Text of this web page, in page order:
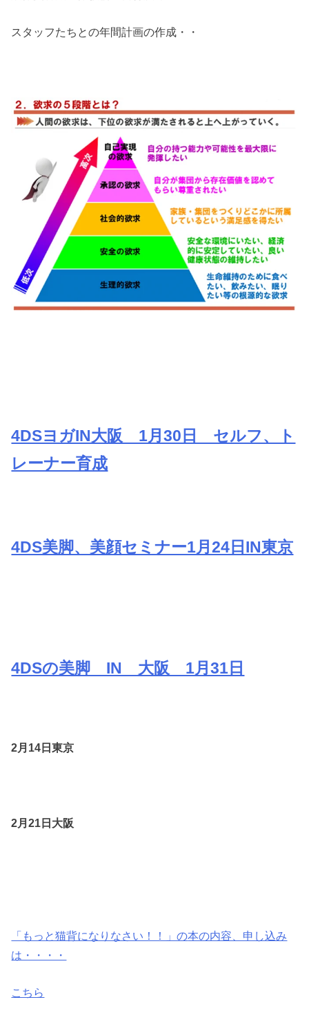
スタッフたちとの年間計画の作成・・
4DSヨガIN大阪 1月30日 セルフ、ト
レーナー育成
4DS美脚、美顔セミナー1月24日IN東京
4DSの美脚 IN 大阪 1月31日
2月14日東京
2月21日大阪
「もっと猫背になりなさい！！」の本の内容、申し込み
は・・・・
こちら